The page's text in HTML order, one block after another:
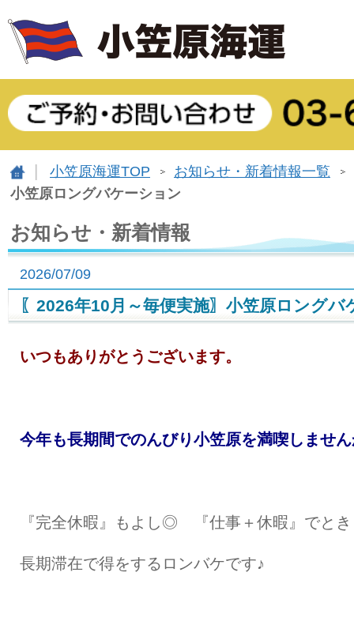
小笠原海運TOP
お知らせ・新着情報一覧
小笠原ロングバケーション
お知らせ・新着情報
2026/07/09
〖2026年10月～毎便実施〗小笠原ロングバ
いつもありがとうございます。
今年も長期間でのんびり小笠原を満喫しませ
『完全休暇』もよし◎ 『仕事＋休暇』でと
長期滞在で得をするロンバケです♪